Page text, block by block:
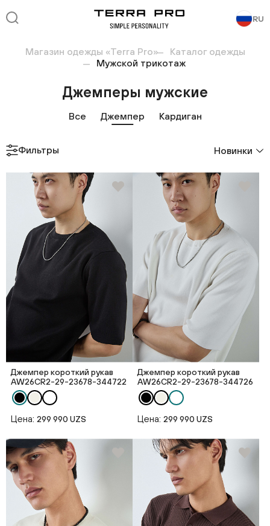
RU
Магазин одежды «Terra Pro»
Каталог одежды
Мужской трикотаж
Джемперы мужские
Все Джемпер Кардиган
Фильтры Новинки
Джемпер короткий рукав
AW26CR2-29-23678-344722
Цена: 299 990 UZS
Джемпер короткий рукав
AW26CR2-29-23678-344726
Цена: 299 990 UZS